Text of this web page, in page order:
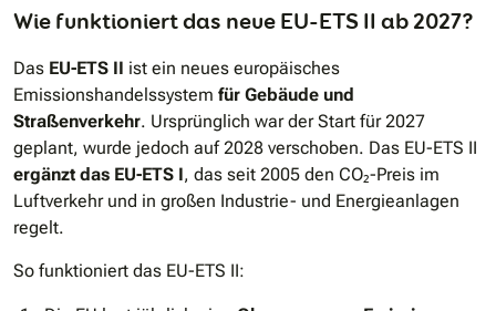
Wie funktioniert das neue EU-ETS II ab 2027?
Das EU-ETS II ist ein neues europäisches
Emissionshandelssystem für Gebäude und
Straßenverkehr. Ursprünglich war der Start für 2027
geplant, wurde jedoch auf 2028 verschoben. Das EU-ETS II
ergänzt das EU-ETS I, das seit 2005 den CO₂-Preis im
Luftverkehr und in großen Industrie- und Energieanlagen
regelt.
So funktioniert das EU-ETS II: